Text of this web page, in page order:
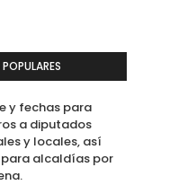
y fechas para
a diputados
y locales, así
alcaldías por